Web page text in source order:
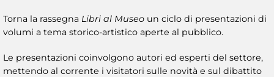
Torna la rassegna Libri al Museo un ciclo di presentazioni di
volumi a tema storico-artistico aperte al pubblico.
Le presentazioni coinvolgono autori ed esperti del settore,
mettendo al corrente i visitatori sulle novità e sul dibattito